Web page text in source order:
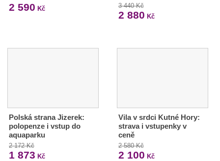
2 590 Kč 3 440 Kč
2 880 Kč
Polská strana Jizerek:
polopenze i vstup do
aquaparku
2 172 Kč
1 873 Kč
Vila v srdci Kutné Hory:
strava i vstupenky v
ceně
2 580 Kč
2 100 Kč